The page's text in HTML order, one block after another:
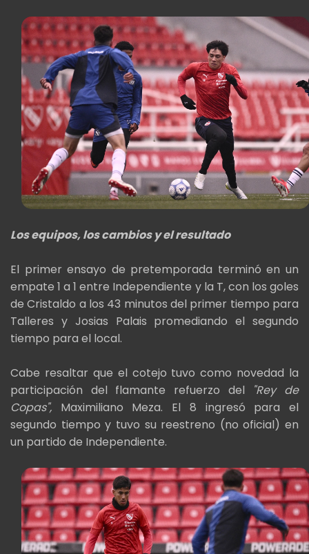
Los equipos, los cambios y el resultado
El primer ensayo de pretemporada terminó en un
empate 1 a 1 entre Independiente y la T, con los goles
de Cristaldo a los 43 minutos del primer tiempo para
Talleres y Josias Palais promediando el segundo
tiempo para el local.
Cabe resaltar que el cotejo tuvo como novedad la
participación del flamante refuerzo del
"Rey de
Copas", Maximiliano Meza. El 8 ingresó para el
segundo tiempo y tuvo su reestreno (no oficial) en
un partido de Independiente.